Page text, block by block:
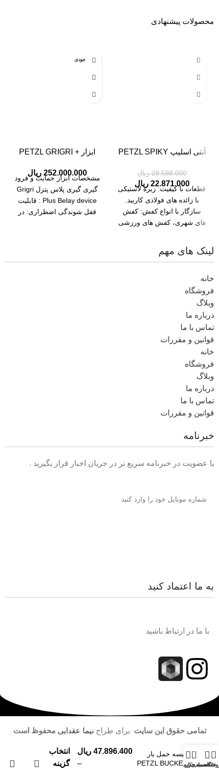
محصولات پیشنهادی
-20%
آنتی اسلیپ PETZL SPIKY
28.588.000 ریال
22.871.000 ریال
قطعات با کیفیت: زیره لاستیکی
با زائده های فولادی کاربید.
سازگار با انواع کفش: کفش
های شهری، کفش های ورزشی
اتمام موجودی
ابزار PETZL GRIGRI +
252.000.000 ریال
مشخصات ابزار حمایت و فرود
گیری گیری پلاس پتزل Grigri
Plus Belay device : قابلیت
قفل شوندگی اضطراری: در
لینک های مهم
خانه
فروشگاه
وبلاگ
درباره ما
تماس با ما
قوانین و مقررات
خانه
فروشگاه
وبلاگ
درباره ما
تماس با ما
قوانین و مقررات
خبرنامه
با عضویت در خبرنامه سریع تر در جریان اخبار قرار بگیرید .
به ما اعتماد کنید
با ما در ارتباط باشید
تمامی حقوق این سایت برای طراح نیما عقدایی محفوظ است
کیسه حمل بار
PETZL BUCKET
47.896.400 ریال
–
انتخاب
گزینه
علاقه مندی
0
سبد خرید
حساب کاربری من